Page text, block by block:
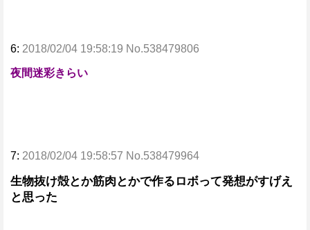
6: 2018/02/04 19:58:19 No.538479806
夜間迷彩きらい
7: 2018/02/04 19:58:57 No.538479964
生物抜け殻とか筋肉とかで作るロボって発想がすげえ
と思った